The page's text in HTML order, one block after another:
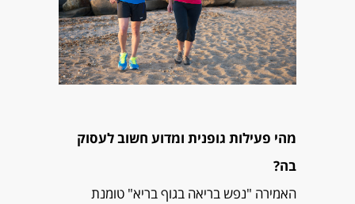
מהי פעילות גופנית ומדוע חשוב לעסוק
בה?
האמירה "נפש בריאה בגוף בריא" טומנת